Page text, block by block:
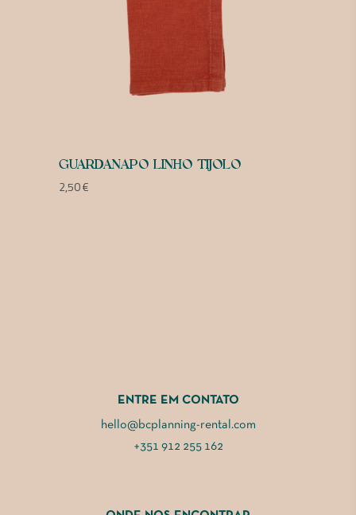
GUARDANAPO LINHO TIJOLO
2,50€
ENTRE EM CONTATO
hello@bcplanning-rental.com
+351 912 255 162